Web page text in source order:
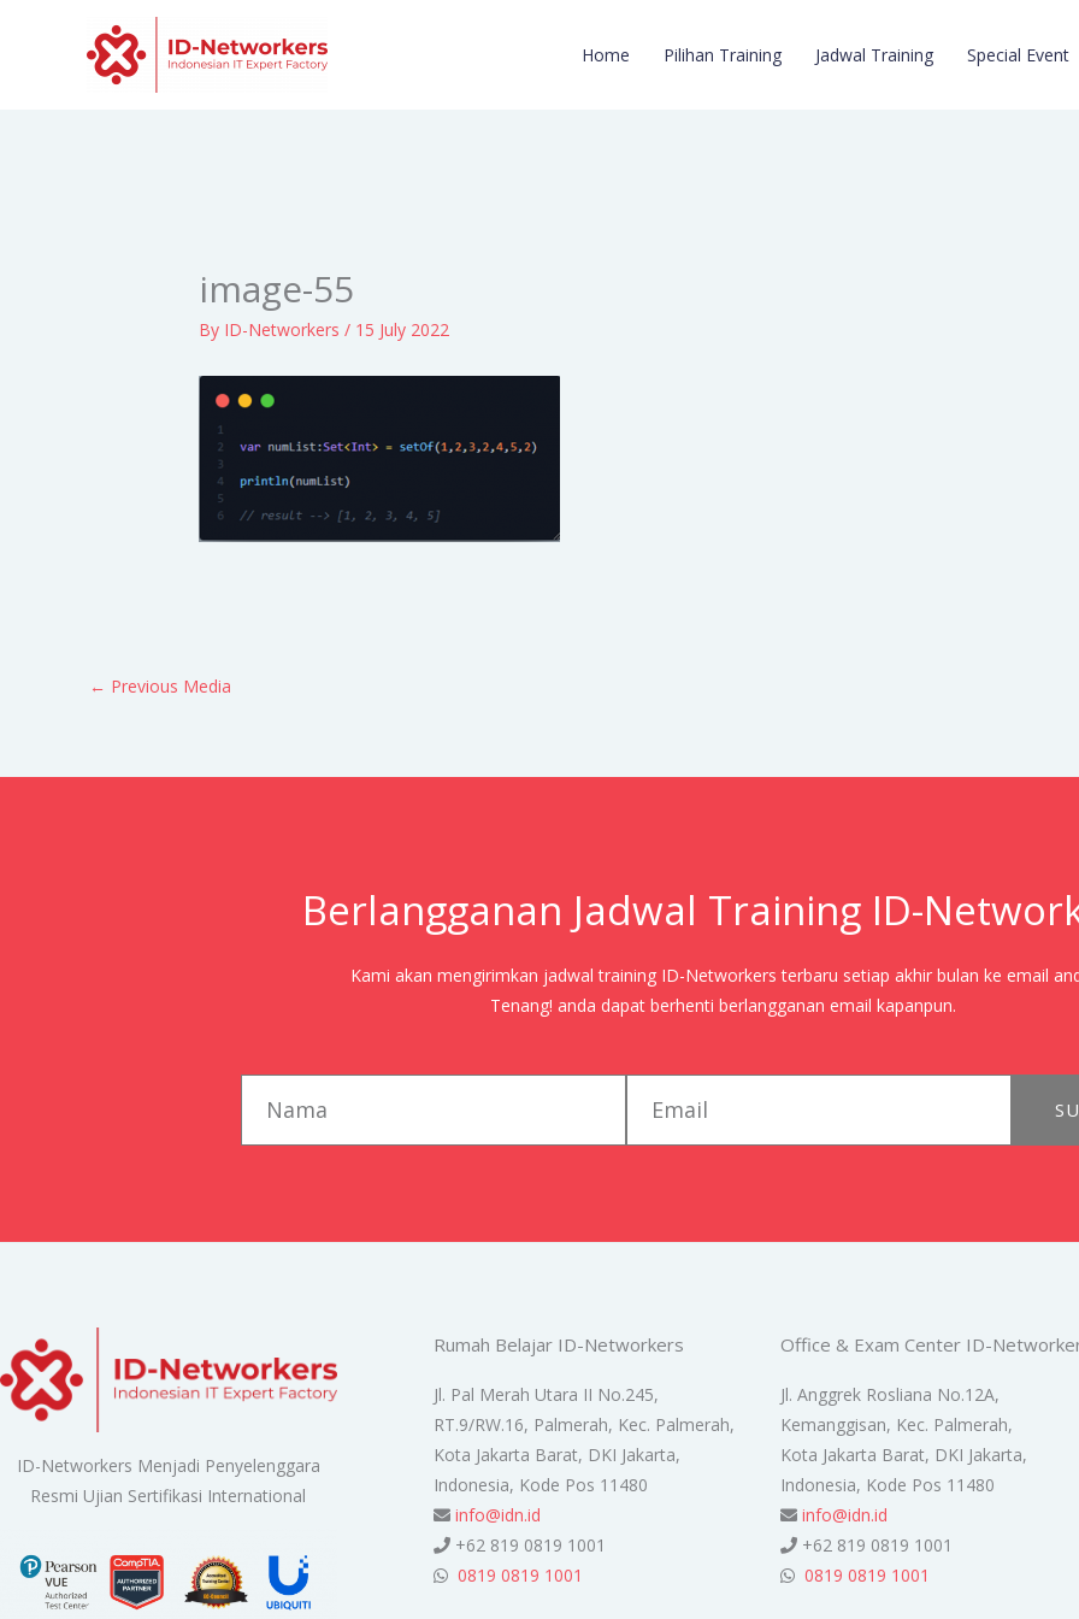
Home Pilihan Training Jadwal Training Special Event
image-55
By ID-Networkers/ 15 July 2022
← Previous Media
Berlangganan Jadwal Training ID-
Kami akan mengirimkan jadwal training ID-Networkers terbaru setiap akhir bulan ke email
Tenang! anda dapat berhenti berlangganan email kapanpun.
ID-Networkers Menjadi Penyelenggara
Resmi Ujian Sertifikasi International
Rumah Belajar ID-Networkers
Jl. Pal Merah Utara II No.245,
RT.9/RW.16, Palmerah, Kec. Palmerah,
Kota Jakarta Barat, DKI Jakarta,
Indonesia, Kode Pos 11480
info@idn.id
+62 819 0819 1001
0819 0819 1001
Office & Exam Center ID-
Jl. Anggrek Rosliana No.12A,
Kemanggisan, Kec. Palmerah,
Kota Jakarta Barat, DKI Jakarta,
Indonesia, Kode Pos 11480
info@idn.id
+62 819 0819 1001
0819 0819 1001